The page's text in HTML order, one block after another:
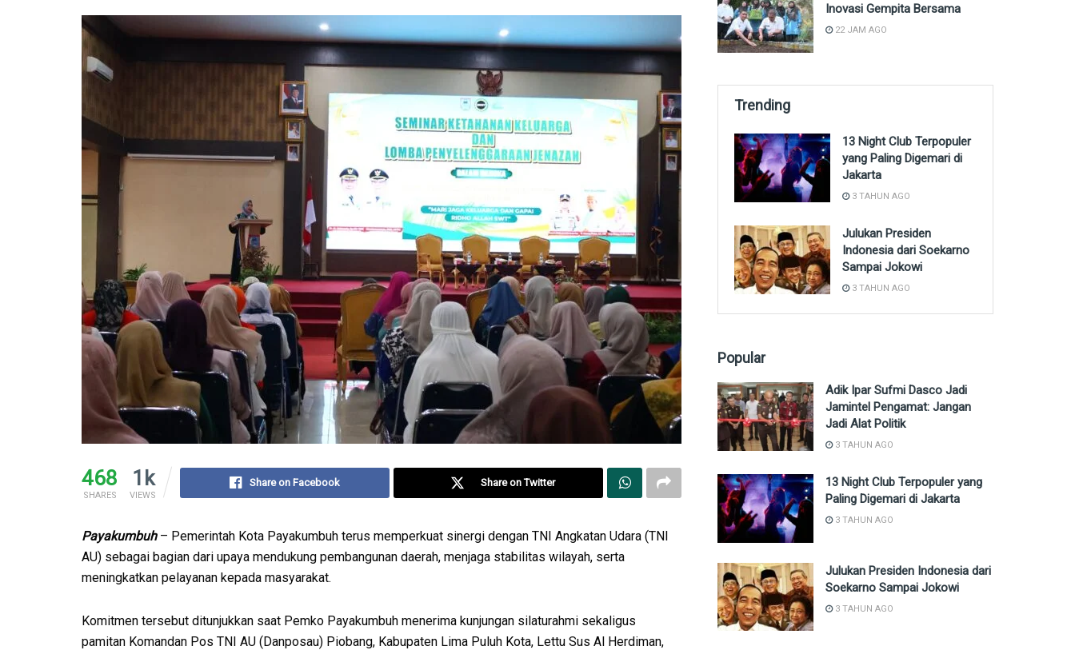
468
SHARES
1k
VIEWS
Share on Facebook Share on Twitter
Payakumbuh– Pemerintah Kota Payakumbuh terus memperkuat sinergi dengan TNI Angkatan Udara (TNI
AU) sebagai bagian dari upaya mendukung pembangunan daerah, menjaga stabilitas wilayah, serta
meningkatkan pelayanan kepada masyarakat.
Komitmen tersebut ditunjukkan saat Pemko Payakumbuh menerima kunjungan silaturahmi sekaligus
pamitan Komandan Pos TNI AU (Danposau) Piobang, Kabupaten Lima Puluh Kota, Lettu Sus Al Herdiman,
Inovasi Gempita Bersama
22 JAM AGO
Trending
13 Night Club Terpopuler
yang Paling Digemari di
Jakarta
3 TAHUN AGO
Julukan Presiden
Indonesia dari Soekarno
Sampai Jokowi
3 TAHUN AGO
Popular
Adik Ipar Sufmi Dasco Jadi
Jamintel Pengamat: Jangan
Jadi Alat Politik
3 TAHUN AGO
13 Night Club Terpopuler yang
Paling Digemari di Jakarta
3 TAHUN AGO
Julukan Presiden Indonesia dari
Soekarno Sampai Jokowi
3 TAHUN AGO